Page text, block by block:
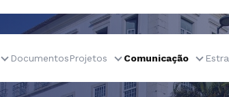
DocumentosProjetos Comunicação